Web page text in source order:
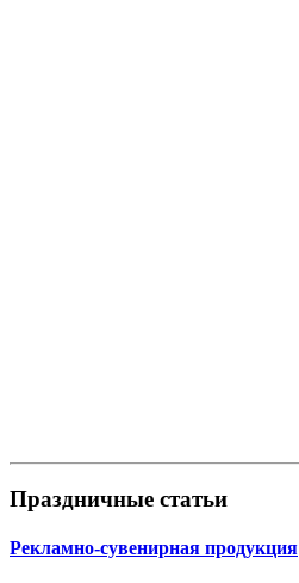
Праздничные статьи
Рекламно-сувенирная продукция